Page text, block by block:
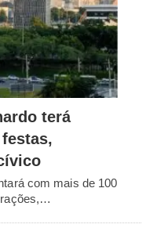
terá
com mais de 100